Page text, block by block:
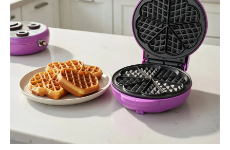
Electrodomésticos
Tecnología
Deportes
Camping